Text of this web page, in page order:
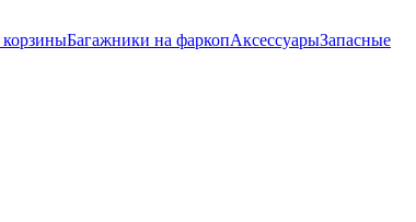
корзиныБагажники на фаркопАксессуарыЗапасные